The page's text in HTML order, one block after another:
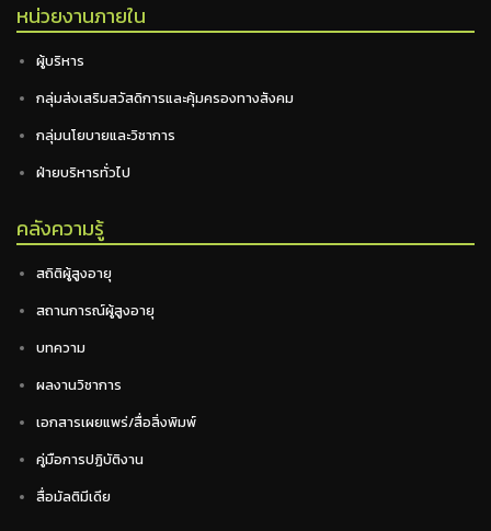
หน่วยงานภายใน
ผู้บริหาร
กลุ่มส่งเสริมสวัสดิการและคุ้มครองทางสังคม
กลุ่มนโยบายและวิชาการ
ฝ่ายบริหารทั่วไป
คลังความรู้
สถิติผู้สูงอายุ
สถานการณ์ผู้สูงอายุ
บทความ
ผลงานวิชาการ
เอกสารเผยแพร่/สื่อสิ่งพิมพ์
คู่มือการปฏิบัติงาน
สื่อมัลติมีเดีย